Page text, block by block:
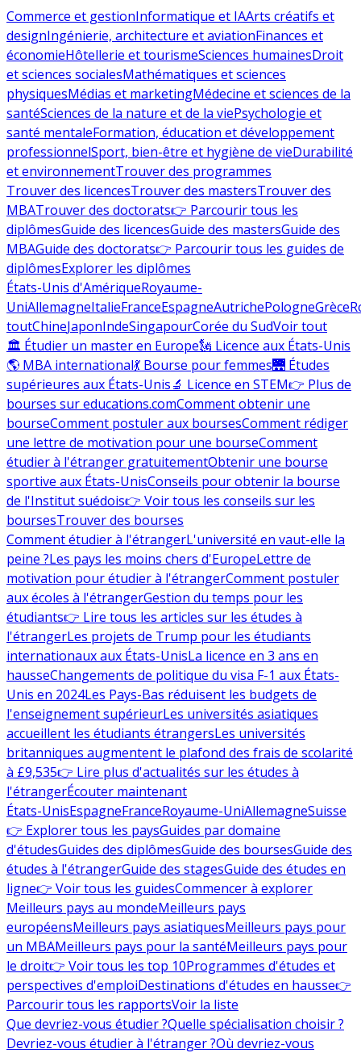
Commerce et gestionInformatique et IAArts créatifs et
designIngénierie, architecture et aviationFinances et
économieHôtellerie et tourismeSciences humainesDroit
et sciences socialesMathématiques et sciences
physiquesMédias et marketingMédecine et sciences de la
santéSciences de la nature et de la viePsychologie et
santé mentaleFormation, éducation et développement
professionnelSport, bien-être et hygiène de vieDurabilité
et environnementTrouver des programmes
Trouver des licencesTrouver des mastersTrouver des
MBATrouver des doctorats👉 Parcourir tous les
diplômesGuide des licencesGuide des mastersGuide des
MBAGuide des doctorats👉 Parcourir tous les guides de
diplômesExplorer les diplômes
États-Unis d'AmériqueRoyaume-
UniAllemagneItalieFranceEspagneAutrichePologneGrèce
toutChineJaponIndeSingapourCorée du SudVoir tout
🏛 Étudier un master en Europe🗽 Licence aux États-Unis
🌎 MBA international💃 Bourse pour femmes🌉 Études
supérieures aux États-Unis🔬 Licence en STEM👉 Plus de
bourses sur educations.comComment obtenir une
bourseComment postuler aux boursesComment rédiger
une lettre de motivation pour une bourseComment
étudier à l'étranger gratuitementObtenir une bourse
sportive aux États-UnisConseils pour obtenir la bourse
de l'Institut suédois👉 Voir tous les conseils sur les
boursesTrouver des bourses
Comment étudier à l'étrangerL'université en vaut-elle la
peine ?Les pays les moins chers d'EuropeLettre de
motivation pour étudier à l'étrangerComment postuler
aux écoles à l'étrangerGestion du temps pour les
étudiants👉 Lire tous les articles sur les études à
l'étrangerLes projets de Trump pour les étudiants
internationaux aux États-UnisLa licence en 3 ans en
hausseChangements de politique du visa F-1 aux États-
Unis en 2024Les Pays-Bas réduisent les budgets de
l'enseignement supérieurLes universités asiatiques
accueillent les étudiants étrangersLes universités
britanniques augmentent le plafond des frais de scolarité
à £9,535👉 Lire plus d'actualités sur les études à
l'étrangerÉcouter maintenant
États-UnisEspagneFranceRoyaume-UniAllemagneSuisse
👉 Explorer tous les paysGuides par domaine
d'étudesGuides des diplômesGuide des boursesGuide des
études à l'étrangerGuide des stagesGuide des études en
ligne👉 Voir tous les guidesCommencer à explorer
Meilleurs pays au mondeMeilleurs pays
européensMeilleurs pays asiatiquesMeilleurs pays pour
un MBAMeilleurs pays pour la santéMeilleurs pays pour
le droit👉 Voir tous les top 10Programmes d'études et
perspectives d'emploiDestinations d'études en hausse👉
Parcourir tous les rapportsVoir la liste
Que devriez-vous étudier ?Quelle spécialisation choisir ?
Devriez-vous étudier à l'étranger ?Où devriez-vous